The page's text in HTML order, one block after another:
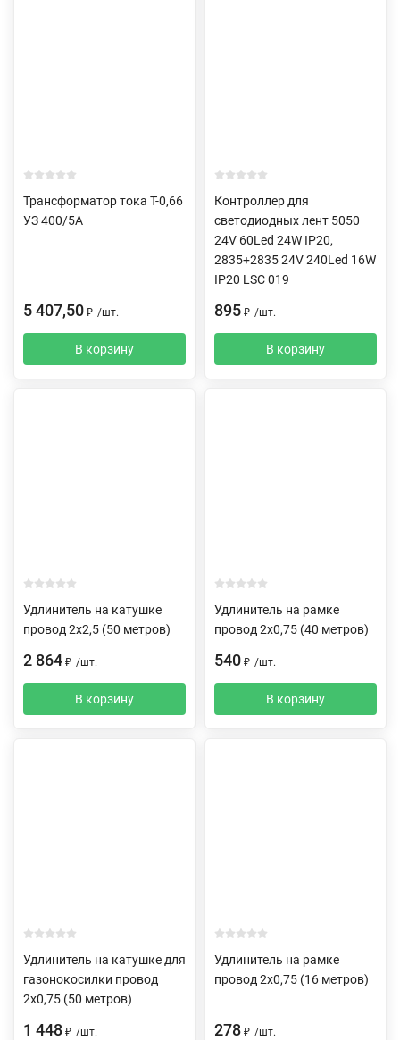
Трансформатор тока Т-0,66
УЗ 400/5А
5 407,50 ₽ /шт.
В корзину
Контроллер для
светодиодных лент 5050
24V 60Led 24W IP20,
2835+2835 24V 240Led 16W
IP20 LSC 019
895 ₽ /шт.
В корзину
Удлинитель на катушке
провод 2х2,5 (50 метров)
2 864 ₽ /шт.
В корзину
Удлинитель на рамке
провод 2х0,75 (40 метров)
540 ₽ /шт.
В корзину
Удлинитель на катушке для
газонокосилки провод
2х0,75 (50 метров)
1 448 ₽ /шт.
Удлинитель на рамке
провод 2х0,75 (16 метров)
278 ₽ /шт.